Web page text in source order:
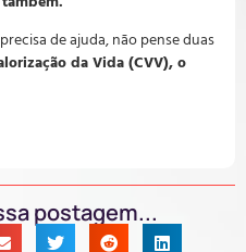
de ajuda, não pense duas
da Vida (CVV), o
postagem...